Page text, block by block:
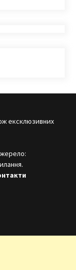
ексклюзивних